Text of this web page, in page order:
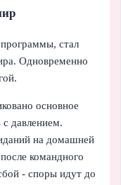
стал
Одновременно
основное
давлением.
на домашней
командного
- споры идут до